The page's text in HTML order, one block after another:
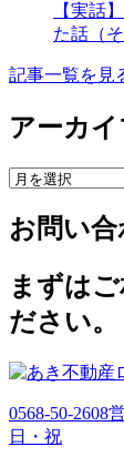
【実話
た話（そ
記事一覧を見
アーカイ
ア
カ
イ
ブ
お問い
まずは
ださい。
0568-50-2608
日・祝